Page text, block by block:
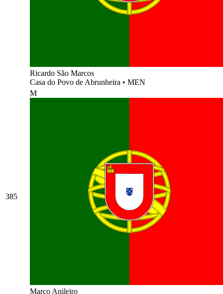
Ricardo São Marcos
Casa do Povo de Abrunheira • MEN
385
M
Marco Anileiro